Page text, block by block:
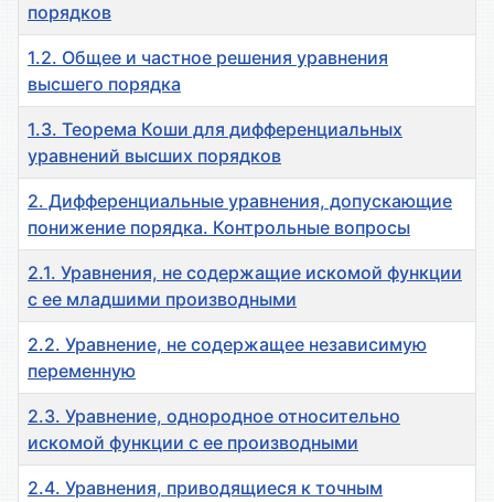
порядков
1.2. Общее и частное решения уравнения
высшего порядка
1.3. Теорема Коши для дифференциальных
уравнений высших порядков
2. Дифференциальные уравнения, допускающие
понижение порядка. Контрольные вопросы
2.1. Уравнения, не содержащие искомой функции
с ее младшими производными
2.2. Уравнение, не содержащее независимую
переменную
2.3. Уравнение, однородное относительно
искомой функции с ее производными
2.4. Уравнения, приводящиеся к точным